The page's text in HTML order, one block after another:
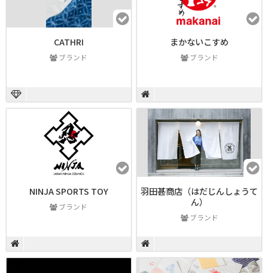
CATHRI
ブランド
まかないこすめ
ブランド
NINJA SPORTS TOY
ブランド
羽田甚商店（はだじんしょうて
ん）
ブランド